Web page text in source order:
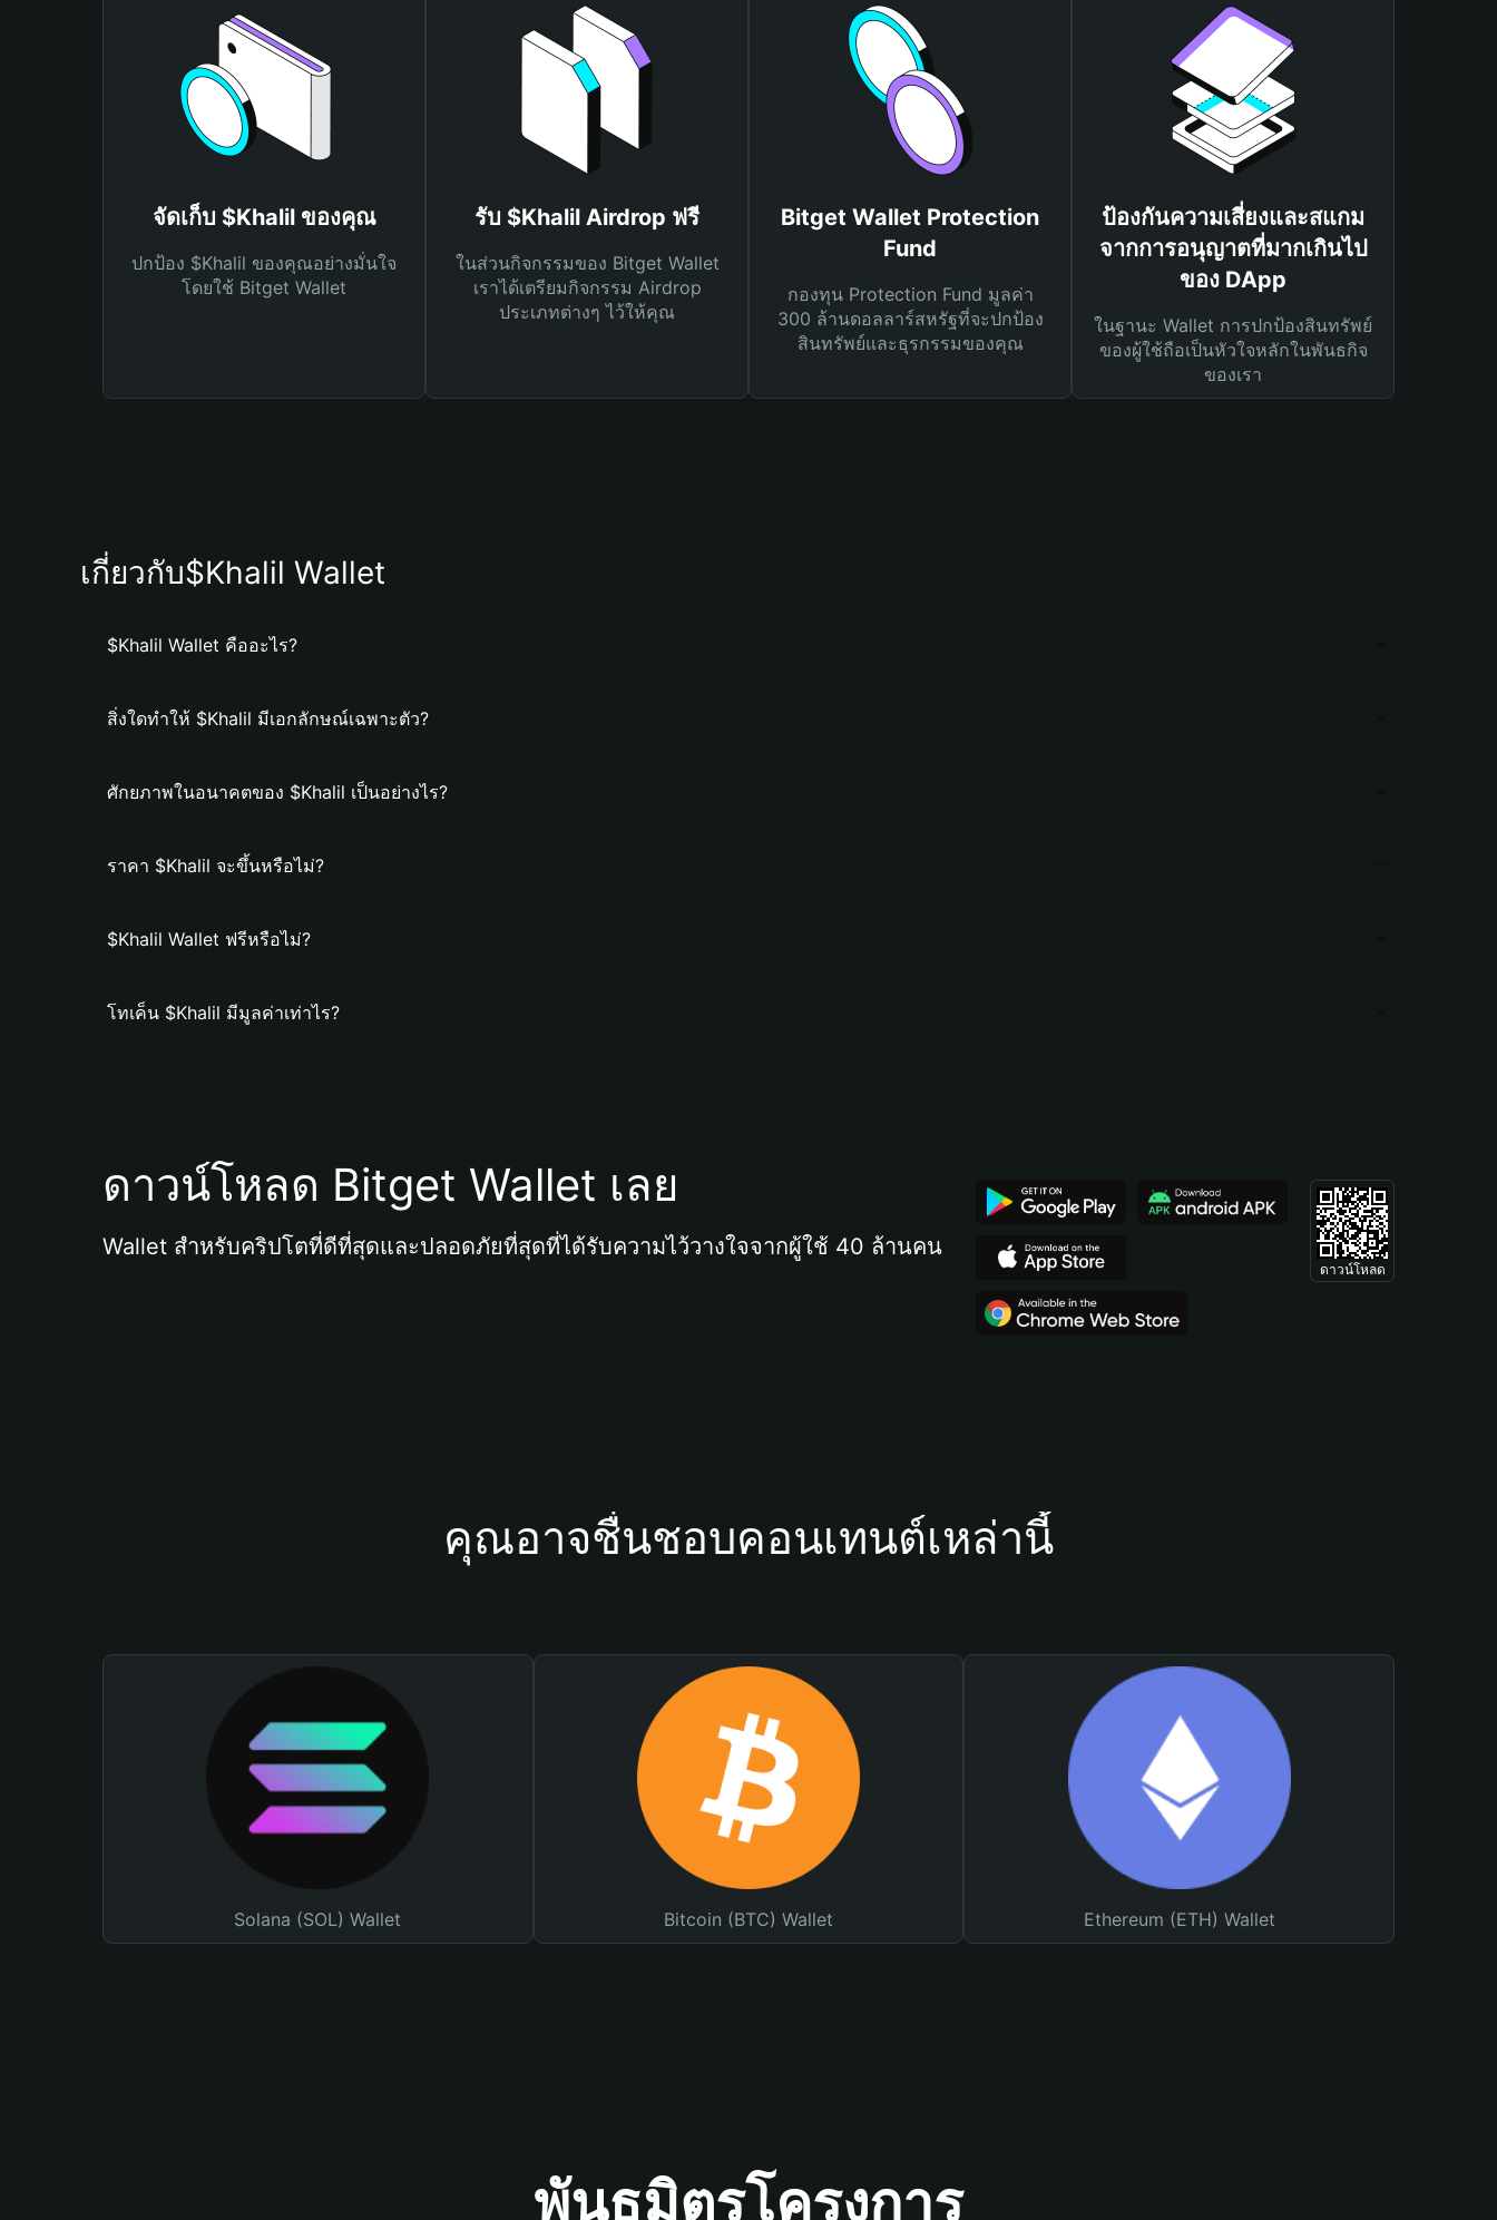
จัดเก็บ $Khalil ของคุณ
ปกป้อง $Khalil ของคุณอย่างมั่นใจ
โดยใช้ Bitget Wallet
รับ $Khalil Airdrop ฟรี
ในส่วนกิจกรรมของ Bitget Wallet
เราได้เตรียมกิจกรรม Airdrop
ประเภทต่างๆ ไว้ให้คุณ
Bitget Wallet Protection
Fund
กองทุน Protection Fund มูลค่า
300 ล้านดอลลาร์สหรัฐที่จะปกป้อง
สินทรัพย์และธุรกรรมของคุณ
ป้องกันความเสี่ยงและสแกม
จากการอนุญาตที่มากเกินไป
ของ DApp
ในฐานะ Wallet การปกป้องสินทรัพย์
ของผู้ใช้ถือเป็นหัวใจหลักในพันธกิจ
ของเรา
เกี่ยวกับ$Khalil Wallet
$Khalil Wallet คืออะไร?
สิ่งใดทำให้ $Khalil มีเอกลักษณ์เฉพาะตัว?
ศักยภาพในอนาคตของ $Khalil เป็นอย่างไร?
ราคา $Khalil จะขึ้นหรือไม่?
$Khalil Wallet ฟรีหรือไม่?
โทเค็น $Khalil มีมูลค่าเท่าไร?
ดาวน์โหลด Bitget Wallet เลย
Wallet สำหรับคริปโตที่ดีที่สุดและปลอดภัยที่สุดที่ได้รับความไว้วางใจจากผู้ใช้ 40 ล้านคน
ดาวน์โหลด
คุณอาจชื่นชอบคอนเทนต์เหล่านี้
Solana (SOL) Wallet Bitcoin (BTC) Wallet Ethereum (ETH) Wallet
พันธมิตรโครงการ